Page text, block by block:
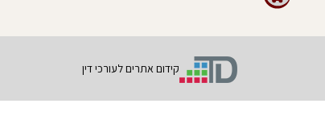
קידום אתרים לעורכי דין